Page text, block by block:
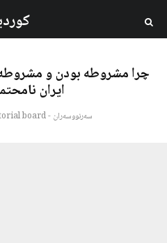
چرا مشروطه‌‌ بودن و
ایران
سەرنووسەران - Editorial board